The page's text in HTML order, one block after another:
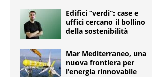
Edifici “verdi”: case e
uffici cercano il bollino
della sostenibilità
Mar Mediterraneo, una
nuova frontiera per
l’energia rinnovabile